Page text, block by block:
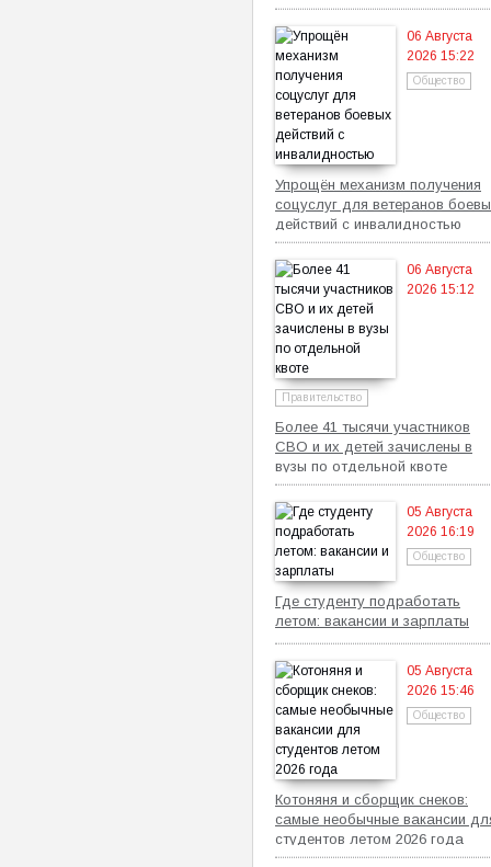
06 Августа
2026 15:22
Общество
Упрощён механизм получения
соцуслуг для ветеранов
действий с инвалидностью
06 Августа
2026 15:12
Правительство
Более 41 тысячи участников
СВО и их детей зачислены в
вузы по отдельной квоте
05 Августа
2026 16:19
Общество
Где студенту подработать
летом: вакансии и зарплаты
05 Августа
2026 15:46
Общество
Котоняня и сборщик снеков:
самые необычные вакансии
студентов летом 2026 года